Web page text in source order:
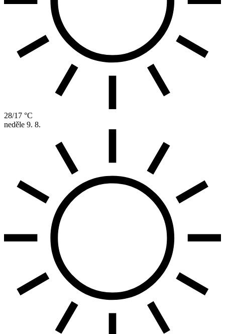
28/17 °C
neděle 9. 8.